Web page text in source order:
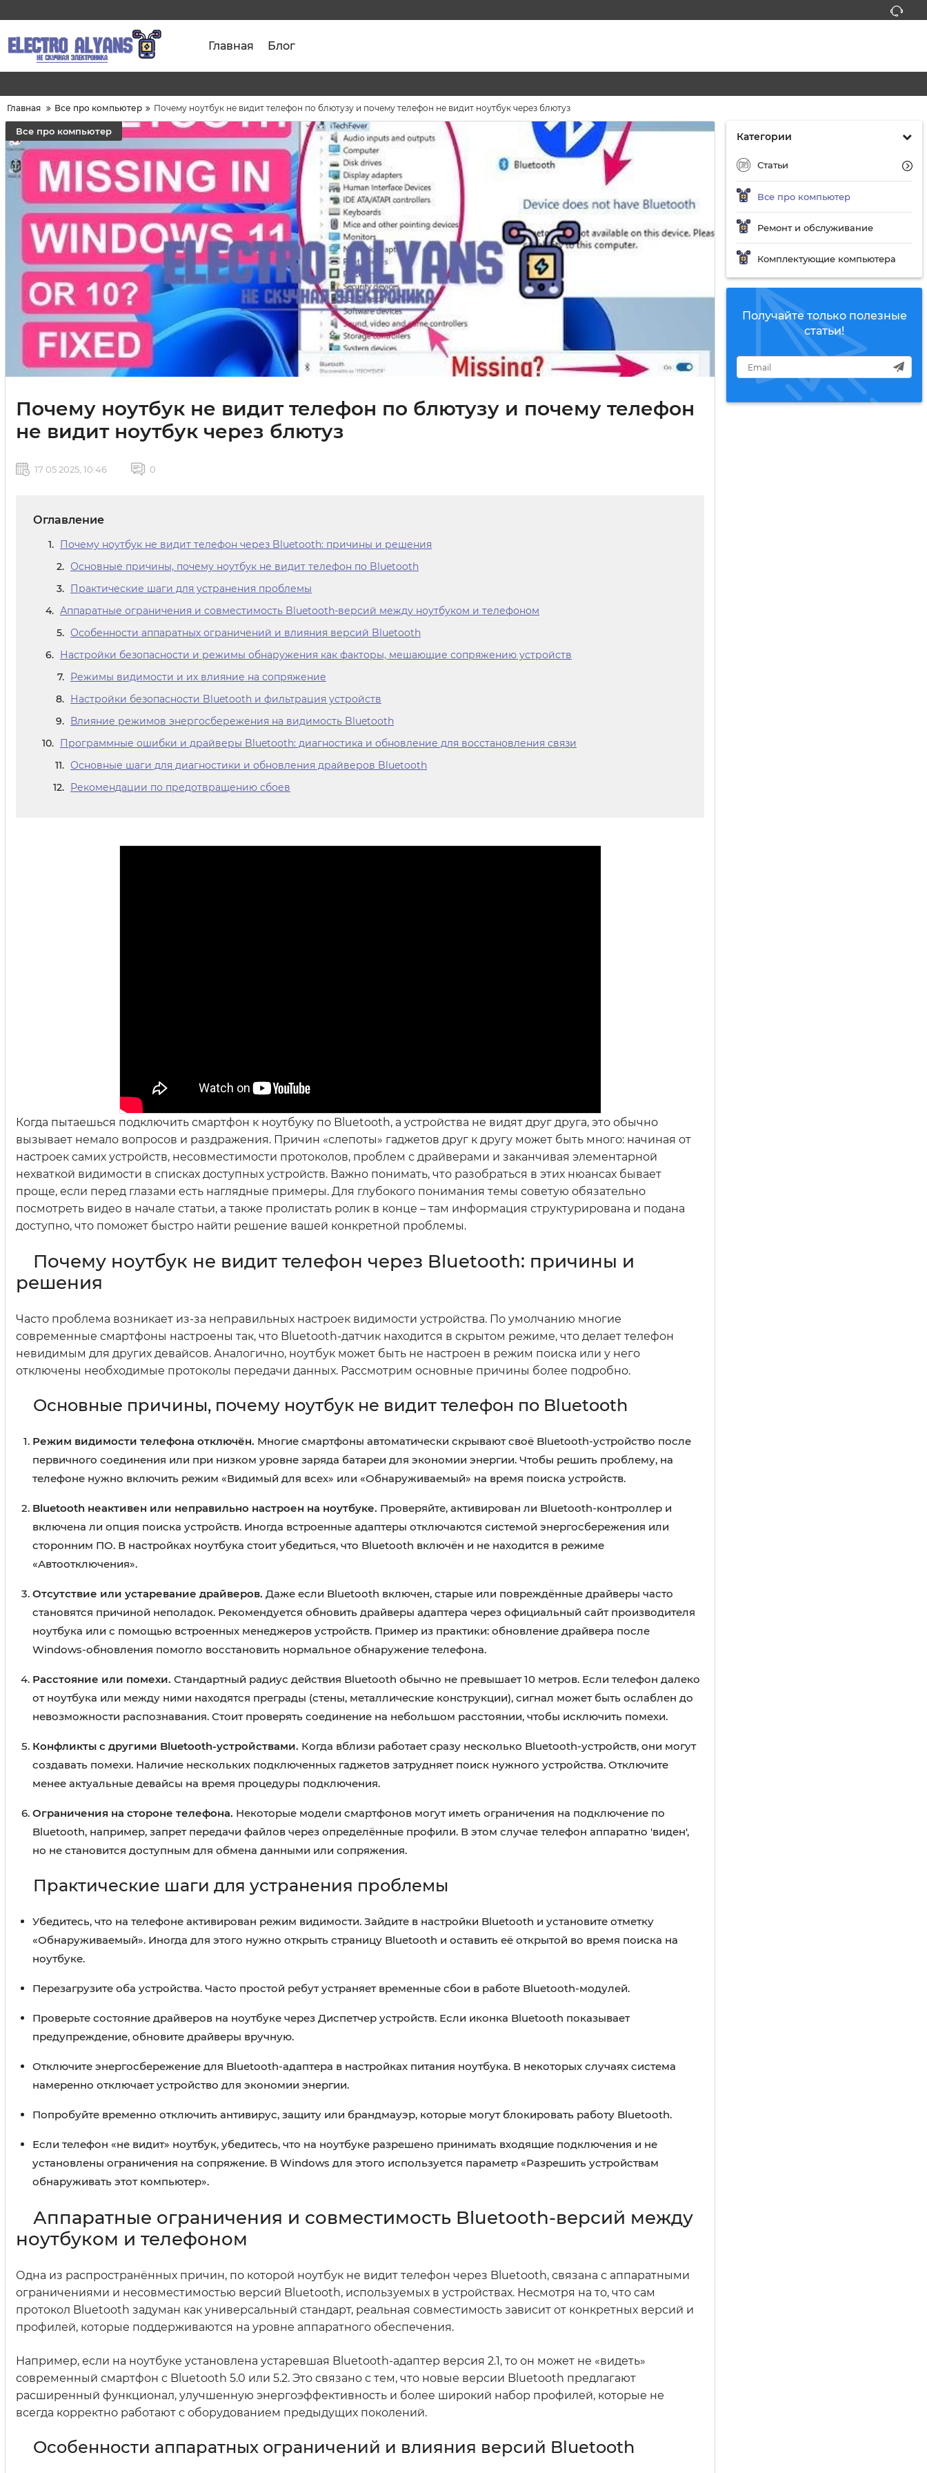
Главная Блог
Главная Все про компьютер Почему ноутбук не видит телефон по блютузу и почему телефон не видит ноутбук через блютуз
Категории
Статьи
Все про компьютер
Ремонт и обслуживание
Комплектующие компьютера
Получайте только полезные
статьи!
Все про компьютер
Почему ноутбук не видит телефон по блютузу и почему телефон
не видит ноутбук через блютуз
17 05 2025, 10:46 0
Оглавление
Почему ноутбук не видит телефон через Bluetooth: причины и решения
Основные причины, почему ноутбук не видит телефон по Bluetooth
Практические шаги для устранения проблемы
Аппаратные ограничения и совместимость Bluetooth-версий между ноутбуком и телефоном
Особенности аппаратных ограничений и влияния версий Bluetooth
Настройки безопасности и режимы обнаружения как факторы, мешающие сопряжению устройств
Режимы видимости и их влияние на сопряжение
Настройки безопасности Bluetooth и фильтрация устройств
Влияние режимов энергосбережения на видимость Bluetooth
Программные ошибки и драйверы Bluetooth: диагностика и обновление для восстановления связи
Основные шаги для диагностики и обновления драйверов Bluetooth
Рекомендации по предотвращению сбоев
Когда пытаешься подключить смартфон к ноутбуку по Bluetooth, а устройства не видят друг друга, это обычно
вызывает немало вопросов и раздражения. Причин «слепоты» гаджетов друг к другу может быть много: начиная от
настроек самих устройств, несовместимости протоколов, проблем с драйверами и заканчивая элементарной
нехваткой видимости в списках доступных устройств. Важно понимать, что разобраться в этих нюансах бывает
проще, если перед глазами есть наглядные примеры. Для глубокого понимания темы советую обязательно
посмотреть видео в начале статьи, а также пролистать ролик в конце – там информация структурирована и подана
доступно, что поможет быстро найти решение вашей конкретной проблемы.
Почему ноутбук не видит телефон через Bluetooth: причины и
решения
Часто проблема возникает из-за неправильных настроек видимости устройства. По умолчанию многие
современные смартфоны настроены так, что Bluetooth-датчик находится в скрытом режиме, что делает телефон
невидимым для других девайсов. Аналогично, ноутбук может быть не настроен в режим поиска или у него
отключены необходимые протоколы передачи данных. Рассмотрим основные причины более подробно.
Основные причины, почему ноутбук не видит телефон по Bluetooth
Режим видимости телефона отключён. Многие смартфоны автоматически скрывают своё Bluetooth-устройство после
первичного соединения или при низком уровне заряда батареи для экономии энергии. Чтобы решить проблему, на
телефоне нужно включить режим «Видимый для всех» или «Обнаруживаемый» на время поиска устройств.
Bluetooth неактивен или неправильно настроен на ноутбуке. Проверяйте, активирован ли Bluetooth-контроллер и
включена ли опция поиска устройств. Иногда встроенные адаптеры отключаются системой энергосбережения или
сторонним ПО. В настройках ноутбука стоит убедиться, что Bluetooth включён и не находится в режиме
«Автоотключения».
Отсутствие или устаревание драйверов. Даже если Bluetooth включен, старые или повреждённые драйверы часто
становятся причиной неполадок. Рекомендуется обновить драйверы адаптера через официальный сайт производителя
ноутбука или с помощью встроенных менеджеров устройств. Пример из практики: обновление драйвера после
Windows-обновления помогло восстановить нормальное обнаружение телефона.
Расстояние или помехи. Стандартный радиус действия Bluetooth обычно не превышает 10 метров. Если телефон далеко
от ноутбука или между ними находятся преграды (стены, металлические конструкции), сигнал может быть ослаблен до
невозможности распознавания. Стоит проверять соединение на небольшом расстоянии, чтобы исключить помехи.
Конфликты с другими Bluetooth-устройствами. Когда вблизи работает сразу несколько Bluetooth-устройств, они могут
создавать помехи. Наличие нескольких подключенных гаджетов затрудняет поиск нужного устройства. Отключите
менее актуальные девайсы на время процедуры подключения.
Ограничения на стороне телефона. Некоторые модели смартфонов могут иметь ограничения на подключение по
Bluetooth, например, запрет передачи файлов через определённые профили. В этом случае телефон аппаратно 'виден',
но не становится доступным для обмена данными или сопряжения.
Практические шаги для устранения проблемы
Убедитесь, что на телефоне активирован режим видимости. Зайдите в настройки Bluetooth и установите отметку
«Обнаруживаемый». Иногда для этого нужно открыть страницу Bluetooth и оставить её открытой во время поиска на
ноутбуке.
Перезагрузите оба устройства. Часто простой ребут устраняет временные сбои в работе Bluetooth-модулей.
Проверьте состояние драйверов на ноутбуке через Диспетчер устройств. Если иконка Bluetooth показывает
предупреждение, обновите драйверы вручную.
Отключите энергосбережение для Bluetooth-адаптера в настройках питания ноутбука. В некоторых случаях система
намеренно отключает устройство для экономии энергии.
Попробуйте временно отключить антивирус, защиту или брандмауэр, которые могут блокировать работу Bluetooth.
Если телефон «не видит» ноутбук, убедитесь, что на ноутбуке разрешено принимать входящие подключения и не
установлены ограничения на сопряжение. В Windows для этого используется параметр «Разрешить устройствам
обнаруживать этот компьютер».
Аппаратные ограничения и совместимость Bluetooth-версий между
ноутбуком и телефоном
Одна из распространённых причин, по которой ноутбук не видит телефон через Bluetooth, связана с аппаратными
ограничениями и несовместимостью версий Bluetooth, используемых в устройствах. Несмотря на то, что сам
протокол Bluetooth задуман как универсальный стандарт, реальная совместимость зависит от конкретных версий и
профилей, которые поддерживаются на уровне аппаратного обеспечения.
Например, если на ноутбуке установлена устаревшая Bluetooth-адаптер версия 2.1, то он может не «видеть»
современный смартфон с Bluetooth 5.0 или 5.2. Это связано с тем, что новые версии Bluetooth предлагают
расширенный функционал, улучшенную энергоэффективность и более широкий набор профилей, которые не
всегда корректно работают с оборудованием предыдущих поколений.
Особенности аппаратных ограничений и влияния версий Bluetooth